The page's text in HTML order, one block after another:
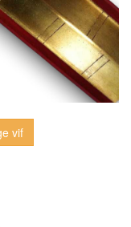
vif